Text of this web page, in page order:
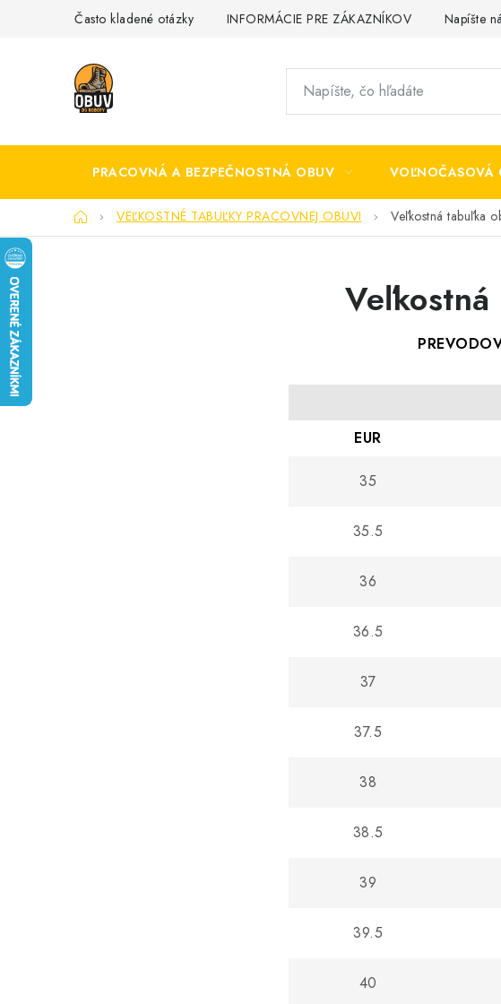
Často kladené otázky INFORMÁCIE PRE ZÁKAZNÍKOV Napíšte
PRACOVNÁ A BEZPEČNOSTNÁ OBUV VOĽNOČASOVÁ
DomovVEĽKOSTNÉ TABUĽKY PRACOVNEJ OBUVI Veľkostná tabuľka
EUR
35
35.5
36
36.5
37
37.5
38
38.5
39
39.5
40